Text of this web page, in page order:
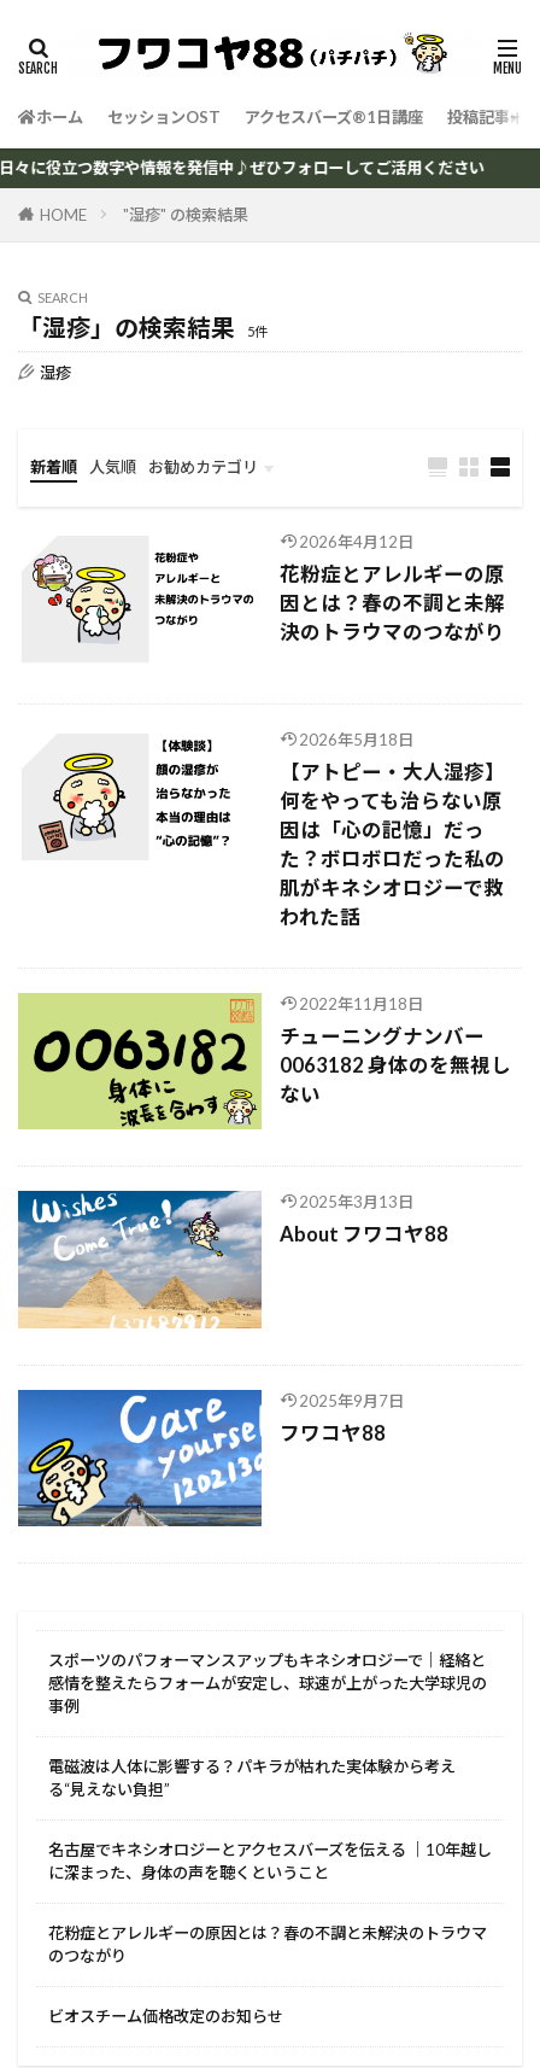
ホーム セッションOST アクセスバーズ®1日講座 投稿記事一覧
立つ数字や情報を発信中♪ぜひフォローしてご活用ください
HOME "湿疹" の検索結果
SEARCH
「湿疹」の検索結果 5件
湿疹
新着順 人気順 お勧めカテゴリ
2026年4月12日
花粉症とアレルギーの原
因とは？春の不調と未解
決のトラウマのつながり
2026年5月18日
【アトピー・大人湿疹】
何をやっても治らない原
因は「心の記憶」だっ
た？ボロボロだった私の
肌がキネシオロジーで救
われた話
2022年11月18日
チューニングナンバー
0063182 身体のを無視し
ない
2025年3月13日
About フワコヤ88
2025年9月7日
フワコヤ88
スポーツのパフォーマンスアップもキネシオロジーで｜経絡と
感情を整えたらフォームが安定し、球速が上がった大学球児の
事例
電磁波は人体に影響する？パキラが枯れた実体験から考え
る“見えない負担”
名古屋でキネシオロジーとアクセスバーズを伝える ｜10年越し
に深まった、身体の声を聴くということ
花粉症とアレルギーの原因とは？春の不調と未解決のトラウマ
のつながり
ビオスチーム価格改定のお知らせ
タグ
チューニングナンバー
ボディーコード
健康・心理ネタ
数字のサプリ
数字の神様
考え方
自分で治そう！